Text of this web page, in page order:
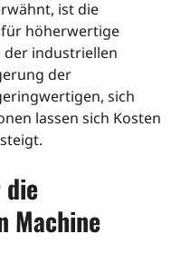
ist die
höherwertige
industriellen
der
sich
lassen sich Kosten
Machine